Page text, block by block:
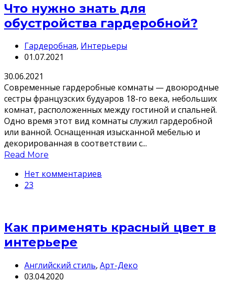
Что нужно знать для
обустройства гардеробной?
Гардеробная, Интерьеры
01.07.2021
30.06.2021
Современные гардеробные комнаты — двоюродные
сестры французских будуаров 18-го века, небольших
комнат, расположенных между гостиной и спальней.
Одно время этот вид комнаты служил гардеробной
или ванной. Оснащенная изысканной мебелью и
декорированная в соответствии с...
Read More
Нет комментариев
23
Как применять красный цвет в
интерьере
Английский стиль, Арт-Деко
03.04.2020